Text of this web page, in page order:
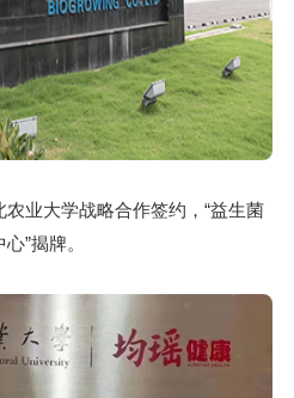
业大学战略合作签约，“益生菌
”揭牌。